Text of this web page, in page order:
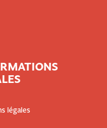
légales